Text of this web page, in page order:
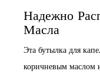
Надежно
Масла
Эта бутылка для
коричневым маслом